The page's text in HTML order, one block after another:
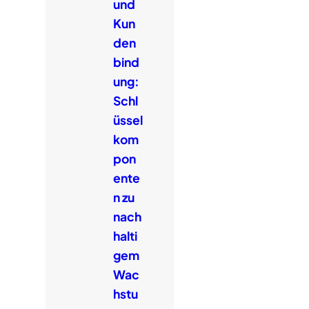
und
Kun
den
bind
ung:
Schl
üssel
kom
pon
ente
n zu
nach
halti
gem
Wac
hstu